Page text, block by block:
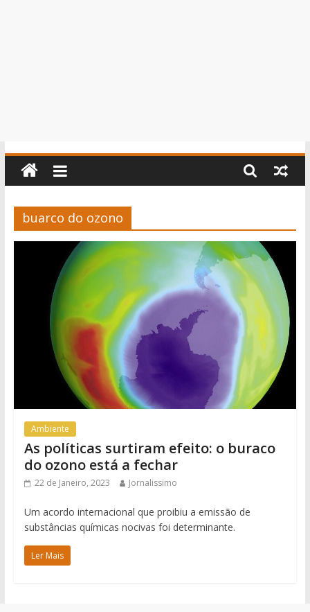
buarco do ozono
Ambiente
As políticas surtiram efeito: o buraco
do ozono está a fechar
22 de Janeiro, 2023 Jornalissimo
Um acordo internacional que proibiu a emissão de
substâncias químicas nocivas foi determinante.
Ler Mais